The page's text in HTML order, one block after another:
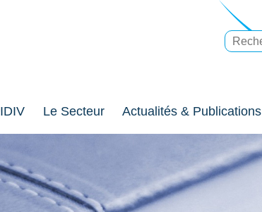
Le Secteur Actualités & Publications